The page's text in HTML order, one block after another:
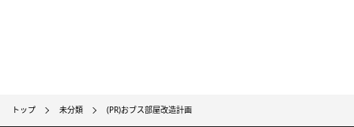
トップ 未分類 (PR)おブス部屋改造計画